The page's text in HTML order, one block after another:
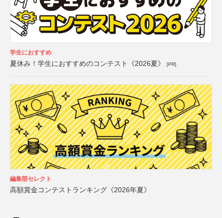
学生におすすめ
夏休み！学生におすすめのコンテスト《2026夏》 [PR]
編集部セレクト
高額賞金コンテストランキング《2026年夏》